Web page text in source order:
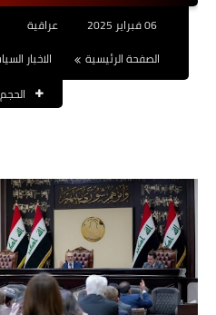
06 فبراير 2025
عراقية
الصفحة الرئيسية
الاخبار
الحجم